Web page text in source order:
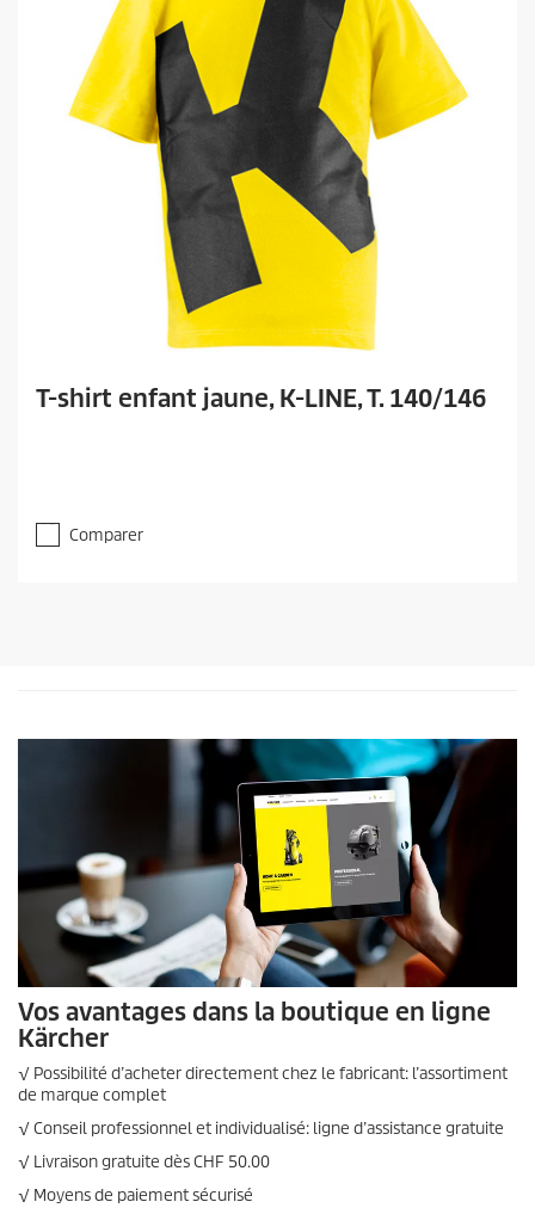
T-shirt enfant jaune, K-LINE, T. 140/146
Comparer
Vos avantages dans la boutique en ligne
Kärcher
√ Possibilité d’acheter directement chez le fabricant: l’assortiment
de marque complet
√ Conseil professionnel et individualisé: ligne d’assistance gratuite
√ Livraison gratuite dès CHF 50.00
√ Moyens de paiement sécurisé